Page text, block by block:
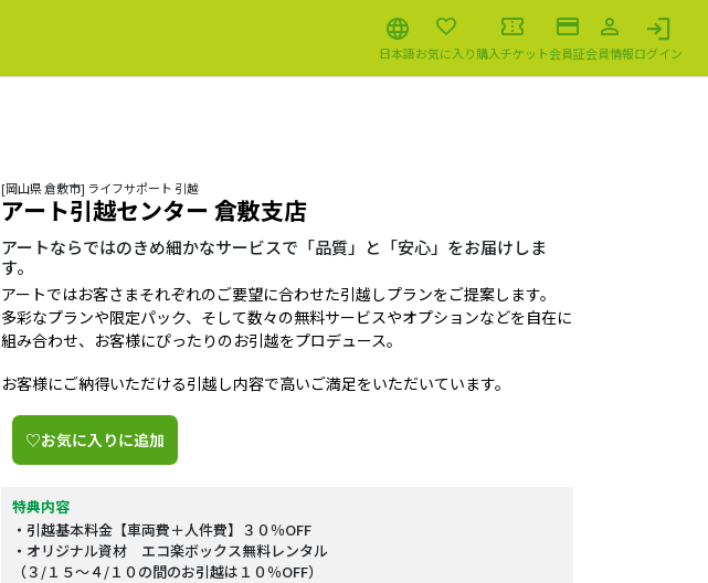
日本語お気に入り購入チケット会員証会員情報ログイン
[岡山県 倉敷市] ライフサポート 引越
アート引越センター 倉敷支店
アートならではのきめ細かなサービスで「品質」と「安心」をお届けしま
す。
アートではお客さまそれぞれのご要望に合わせた引越しプランをご提案します。
多彩なプランや限定パック、そして数々の無料サービスやオプションなどを自在に
組み合わせ、お客様にぴったりのお引越をプロデュース。
お客様にご納得いただける引越し内容で高いご満足をいただいています。
♡お気に入りに追加
特典内容
・引越基本料金【車両費＋人件費】３０％OFF
・オリジナル資材 エコ楽ボックス無料レンタル
（３/１５～４/１０の間のお引越は１０％OFF）